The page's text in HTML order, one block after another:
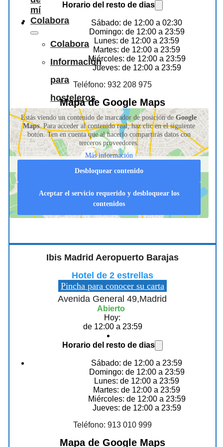
mí
Colabora
Colabora
Información
para
hosteleros
Horario del resto de dias
Sábado: de 12:00 a 02:30
Domingo: de 12:00 a 23:59
Lunes: de 12:00 a 23:59
Martes: de 12:00 a 23:59
Miércoles: de 12:00 a 23:59
Jueves: de 12:00 a 23:59
Teléfono: 932 208 975
Mapa de Google Maps
Estás viendo un contenido de marcador de posición deGoogle
Maps. Para acceder al contenido real, haz clic en el siguiente
botón. Ten en cuenta que al hacerlo compartirás datos con
terceros proveedores.
Más información
Desbloquear contenido
Aceptar el servicio requerido y desbloquear los
contenidos
Ibis Madrid Aeropuerto Barajas
Hotel de 2 estrellas
Pincha para conocer su carta
Avenida General 49,Madrid
Abierto
Hoy:
de 12:00 a 23:59
Horario del resto de dias
Sábado: de 12:00 a 23:59
Domingo: de 12:00 a 23:59
Lunes: de 12:00 a 23:59
Martes: de 12:00 a 23:59
Miércoles: de 12:00 a 23:59
Jueves: de 12:00 a 23:59
Teléfono: 913 010 999
Mapa de Google Maps